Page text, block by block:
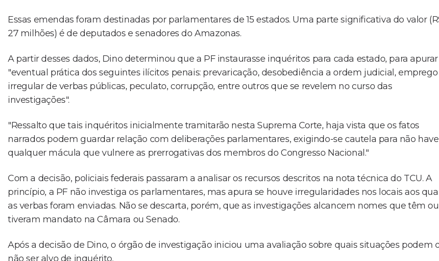
Essas emendas foram destinadas por parlamentares de 15 estados. Uma parte significativa do valor
27 milhões) é de deputados e senadores do Amazonas.
A partir desses dados, Dino determinou que a PF instaurasse inquéritos para cada estado, para apurar
"eventual prática dos seguintes ilícitos penais: prevaricação, desobediência a ordem judicial, emprego
irregular de verbas públicas, peculato, corrupção, entre outros que se revelem no curso das
investigações".
"Ressalto que tais inquéritos inicialmente tramitarão nesta Suprema Corte, haja vista que os fatos
narrados podem guardar relação com deliberações parlamentares, exigindo-se cautela para não
qualquer mácula que vulnere as prerrogativas dos membros do Congresso Nacional."
Com a decisão, policiais federais passaram a analisar os recursos descritos na nota técnica do TCU. A
princípio, a PF não investiga os parlamentares, mas apura se houve irregularidades nos locais aos
as verbas foram enviadas. Não se descarta, porém, que as investigações alcancem nomes que têm ou
tiveram mandato na Câmara ou Senado.
Após a decisão de Dino, o órgão de investigação iniciou uma avaliação sobre quais situações podem
não ser alvo de inquérito.